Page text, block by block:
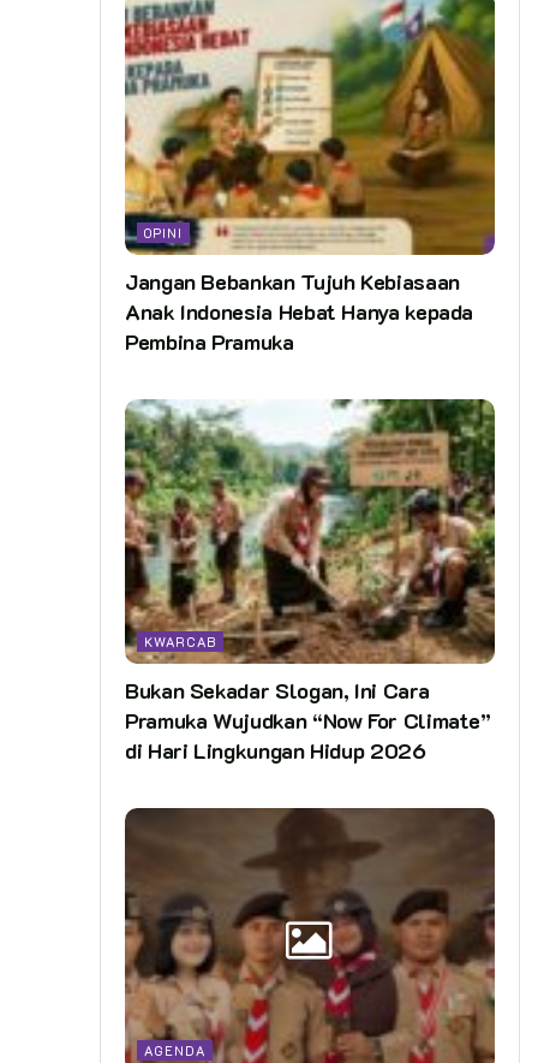
OPINI
Jangan Bebankan Tujuh Kebiasaan
Anak Indonesia Hebat Hanya kepada
Pembina Pramuka
KWARCAB
Bukan Sekadar Slogan, Ini Cara
Pramuka Wujudkan “Now For Climate”
di Hari Lingkungan Hidup 2026
AGENDA